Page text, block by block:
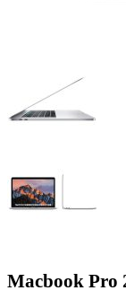
Macbook Pro